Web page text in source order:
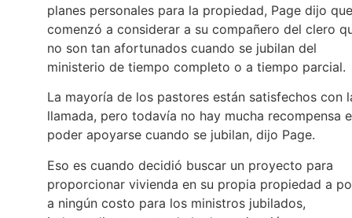
planes personales para la propiedad, Page dijo que
comenzó a considerar a su compañero del clero
no son tan afortunados cuando se jubilan del
ministerio de tiempo completo o a tiempo parcial.
La mayoría de los pastores están satisfechos con
llamada, pero todavía no hay mucha recompensa
poder apoyarse cuando se jubilan, dijo Page.
Eso es cuando decidió buscar un proyecto para
proporcionar vivienda en su propia propiedad a
a ningún costo para los ministros jubilados,